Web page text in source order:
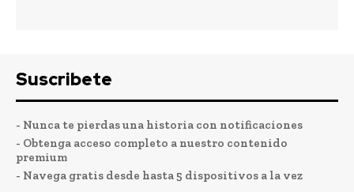
Suscribete
- Nunca te pierdas una historia con notificaciones
- Obtenga acceso completo a nuestro contenido
premium
- Navega gratis desde hasta 5 dispositivos a la vez